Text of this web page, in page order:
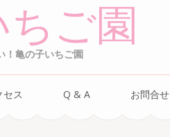
ご園
！亀の子いちご園
セス Q & A お問合せ